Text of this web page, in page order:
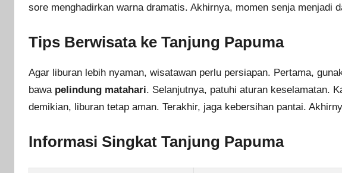
sore menghadirkan warna dramatis. Akhirnya, momen senja menjadi
Tips Berwisata ke Tanjung Papuma
Agar liburan lebih nyaman, wisatawan perlu persiapan. Pertama,
bawa pelindung matahari. Selanjutnya, patuhi aturan keselamatan.
demikian, liburan tetap aman. Terakhir, jaga kebersihan pantai.
Informasi Singkat Tanjung Papuma